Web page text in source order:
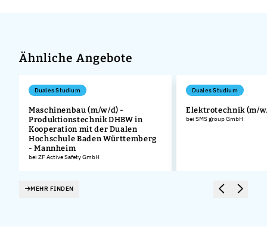
Ähnliche Angebote
Duales Studium
Maschinenbau (m/w/d) -
Produktionstechnik DHBW in
Kooperation mit der Dualen
Hochschule Baden Württemberg
- Mannheim
bei ZF Active Safety GmbH
Duales Studium
Elektrotechnik (m/
bei SMS group GmbH
MEHR FINDEN